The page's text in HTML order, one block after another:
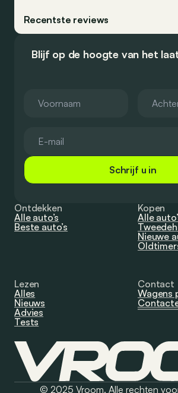
Recentste reviews
Blijf op de hoogte van het
Schrijf u in
Ontdekken
Alle auto’s
Beste auto’s
Kopen
Alle
Nieuwe
Lezen
Alles
Nieuws
Advies
Tests
Contact
Wagens
© 2025 Vroom. Alle rechten